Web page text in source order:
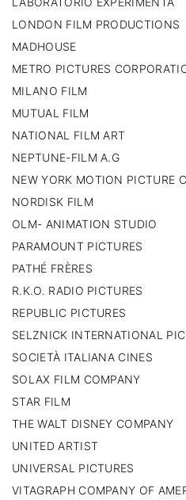
LONDON FILM PRODUCTIONS
MADHOUSE
METRO PICTURES
MILANO FILM
MUTUAL FILM
NATIONAL FILM ART
NEPTUNE-FILM A.G
NEW YORK MOTION PICTURE
NORDISK FILM
OLM- ANIMATION STUDIO
PARAMOUNT PICTURES
PATHÉ FRÈRES
R.K.O. RADIO PICTURES
REPUBLIC PICTURES
SELZNICK INTERNATIONAL
SOCIETÀ ITALIANA CINES
SOLAX FILM COMPANY
STAR FILM
THE WALT DISNEY COMPANY
UNITED ARTIST
UNIVERSAL PICTURES
VITAGRAPH COMPANY OF